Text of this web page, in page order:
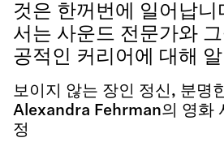
것은 한꺼번에 일어납니
서는 사운드 전문가와
공적인 커리어에 대해
보이지 않는 장인 정신, 분명
Alexandra Fehrman의 영화
정